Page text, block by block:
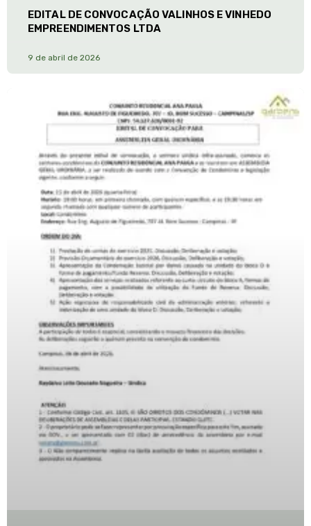
EDITAL DE CONVOCAÇÃO VALINHOS E VINHEDO
EMPREENDIMENTOS LTDA
9 de abril de 2026